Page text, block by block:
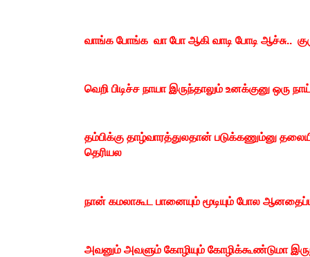
வாங்க போங்க வா போ ஆகி வாடி போடி ஆச்சு..
வெறி பிடிச்ச நாயா இருந்தாலும் உனக்குனு ஒரு
தம்பிக்கு தாழ்வாரத்துலதான் படுக்கணும்னு
தெரியல
நான் கமலாகூட பானையும் மூடியும் போல
அவனும் அவளும் கோழியும் கோழிக்கூண்டுமா